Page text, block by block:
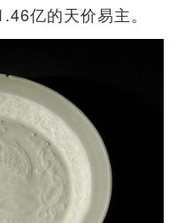
亿的天价易主。